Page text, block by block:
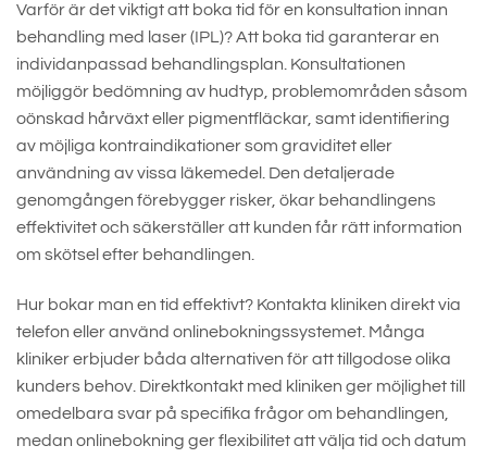
Varför är det viktigt att boka tid för en konsultation innan
behandling med laser (IPL)? Att boka tid garanterar en
individanpassad behandlingsplan. Konsultationen
möjliggör bedömning av hudtyp, problemområden såsom
oönskad hårväxt eller pigmentfläckar, samt identifiering
av möjliga kontraindikationer som graviditet eller
användning av vissa läkemedel. Den detaljerade
genomgången förebygger risker, ökar behandlingens
effektivitet och säkerställer att kunden får rätt information
om skötsel efter behandlingen.
Hur bokar man en tid effektivt? Kontakta kliniken direkt via
telefon eller använd onlinebokningssystemet. Många
kliniker erbjuder båda alternativen för att tillgodose olika
kunders behov. Direktkontakt med kliniken ger möjlighet till
omedelbara svar på specifika frågor om behandlingen,
medan onlinebokning ger flexibilitet att välja tid och datum